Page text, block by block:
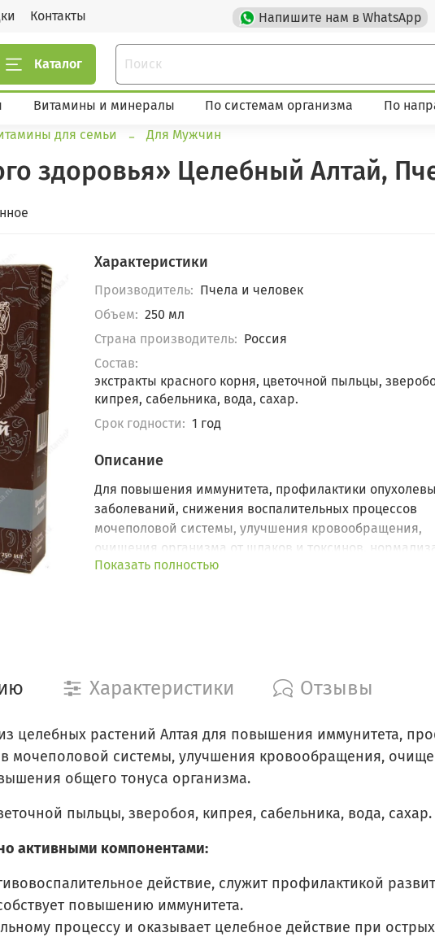
Контакты Напишите нам в WhatsApp
Каталог
Витамины и минералы По системам организма По
для семьи Для Мужчин
здоровья» Целебный Алтай,
Характеристики
Производитель: Пчела и человек
Объем: 250 мл
Страна производитель: Россия
Состав:
экстракты красного корня, цветочной пыльцы,
кипрея, сабельника, вода, сахар.
Срок годности: 1 год
Описание
Для повышения иммунитета, профилактики
заболеваний, снижения воспалительных процессов
мочеполовой системы, улучшения кровообращения,
очищения организма от шлаков и токсинов,
обмена веществ и повышения общего тонуса
Показать полностью
Характеристики Отзывы
целебных растений Алтая для повышения иммунитета,
мочеполовой системы, улучшения кровообращения,
общего тонуса организма.
пыльцы, зверобоя, кипрея, сабельника, вода, сахар.
активными компонентами:
действие, служит профилактикой
повышению иммунитета.
процессу и оказывает целебное действие при